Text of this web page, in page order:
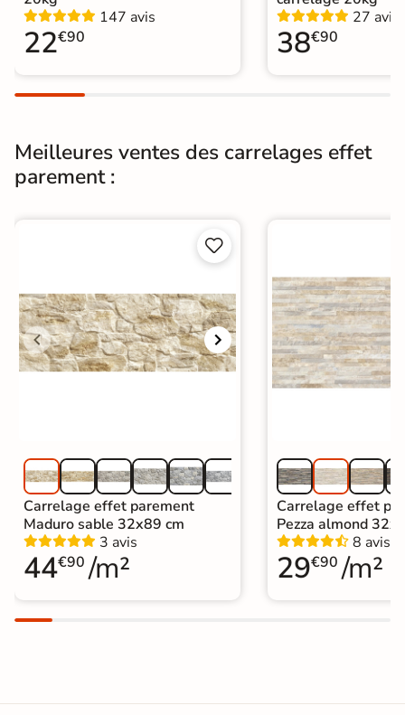
Catégories
Carrelage 30x60 cm|
Pierre de parement intérieur
147 avis
22€90
27 avis
38€90
Meilleures ventes des carrelages effet
parement :


Carrelage effet parement
Maduro sable 32x89 cm
3 avis
44€90 /m²
Carrelage effet
Pezza almond
8 avis
29€90 /m²